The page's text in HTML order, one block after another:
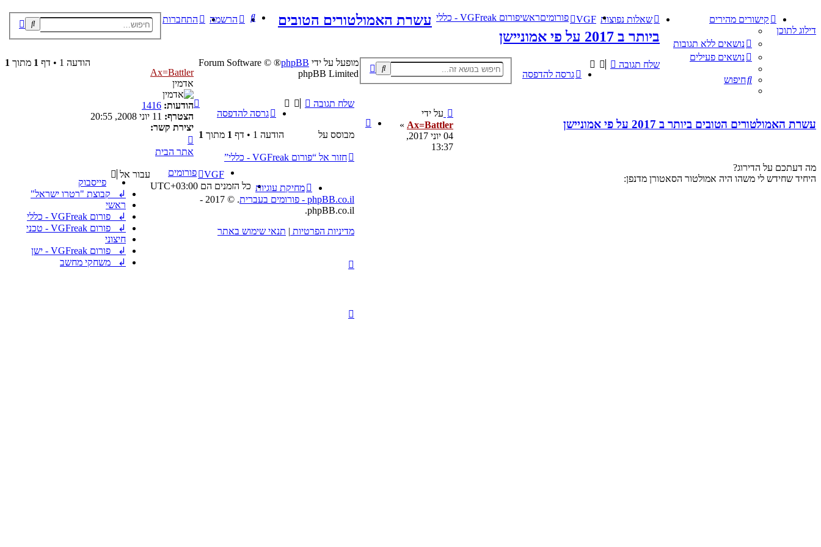
דילוג לתוכן
חיפושחיפוש
מתקדם
קישורים מהירים
נושאים ללא תגובות
נושאים פעילים
חיפוש
שאלות נפוצות התחברות הרשמה VGF פורומיםראשיפורום VGFreak - כללי חיפוש
עשרת האמולטורים הטובים
ביותר ב 2017 על פי אמוניישן
שלח תגובה
גרסה להדפסה
חיפושחיפוש
מתקדם
הודעה 1 • דף 1 מתוך 1
Ax=Battler
אדמין
הודעות: 1416
הצטרף:
יצירת קשר:
קשר
עם
Ax=Battler
אתר הבית
עשרת האמולטורים הטובים ביותר ב 2017 על פי אמוניישן
שליחה
על ידי
Ax=Battler
»
04 יוני 2017,
13:37
מה דעתכם על הדירוג?
היחיד שחידש לי משהו היה אמולטור הסאטורן מדנפן:
חזרה
למעלה
שלח תגובה
גרסה להדפסה
הודעה 1 • דף 1 מתוך 1
חזור אל “פורום VGFreak - כללי”
עבור אל
פייסבוק
↲ קבוצת "רטרו ישראל"
ראשי
↲ פורום VGFreak - כללי
↲ פורום VGFreak - טכני
חיצוני
↲ פורום VGFreak - ישן
↲ משחקי מחשב
VGF
פורומים
כל הזמנים הם UTC+03:00 מחיקת עוגיות
מופעל על ידי phpBB
® Forum Software ©
phpBB Limited
מבוסס על
phpBB.co.il - פורומים בעברית
. © 2017 -
phpBB.co.il.
מדיניות הפרטיות | תנאי שימוש באתר